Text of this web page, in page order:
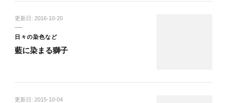
更新日: 2016-10-20
日々の染色など
藍に染まる獅子
更新日: 2015-10-04